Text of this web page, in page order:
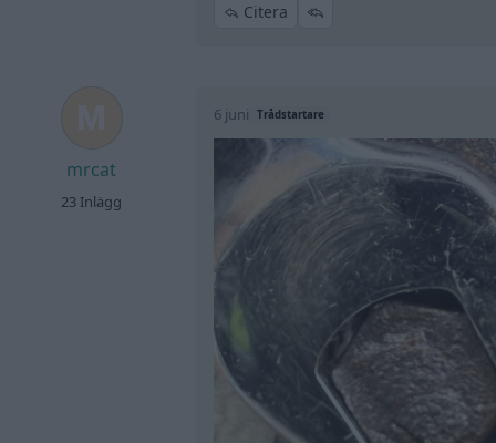
Citera
mrcat
23 Inlägg
6 juni Trådstartare